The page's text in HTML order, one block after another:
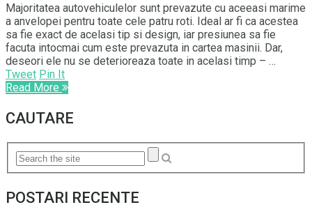
Majoritatea autovehiculelor sunt prevazute cu aceeasi marime
a anvelopei pentru toate cele patru roti. Ideal ar fi ca acestea
sa fie exact de acelasi tip si design, iar presiunea sa fie
facuta intocmai cum este prevazuta in cartea masinii. Dar,
deseori ele nu se deterioreaza toate in acelasi timp – …
Tweet Pin It
Read More
CAUTARE
POSTARI RECENTE